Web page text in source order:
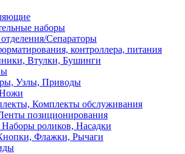
наборы
Сепараторы
контроллера, питания
Втулки, Бушинги
Узлы, Приводы
Комплекты обслуживания
позиционирования
роликов, Насадки
Флажки, Рычаги